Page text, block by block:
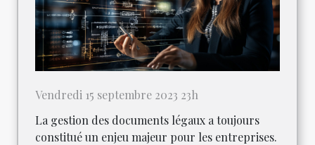
Vendredi 15 septembre 2023 23h
La gestion des documents légaux a toujours
constitué un enjeu majeur pour les entreprises.